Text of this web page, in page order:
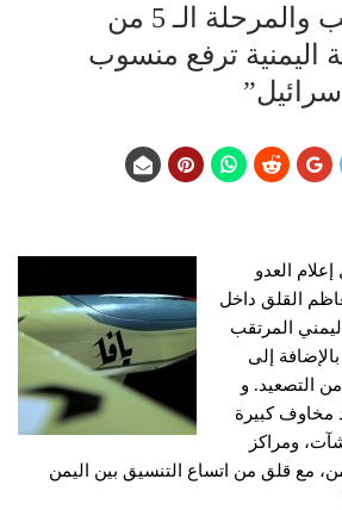
بين الرد المرتقب والمرحلة الـ 5 من
اليمنية ترفع منسوب
العدو
القلق داخل
المرتقب
إلى
التصعيد. و
مخاوف كبيرة
ومراكز
مع قلق من اتساع التنسيق بين اليمن